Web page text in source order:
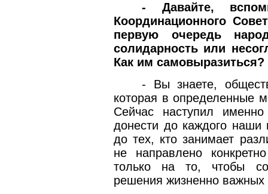
- Давайте,
Координационного
первую очередь
солидарность или
Как им самовыразиться?
- Вы знаете,
которая в определенные
Сейчас наступил
донести до каждого
до тех, кто занимает
не направлено
только на то, чтобы
решения жизненно